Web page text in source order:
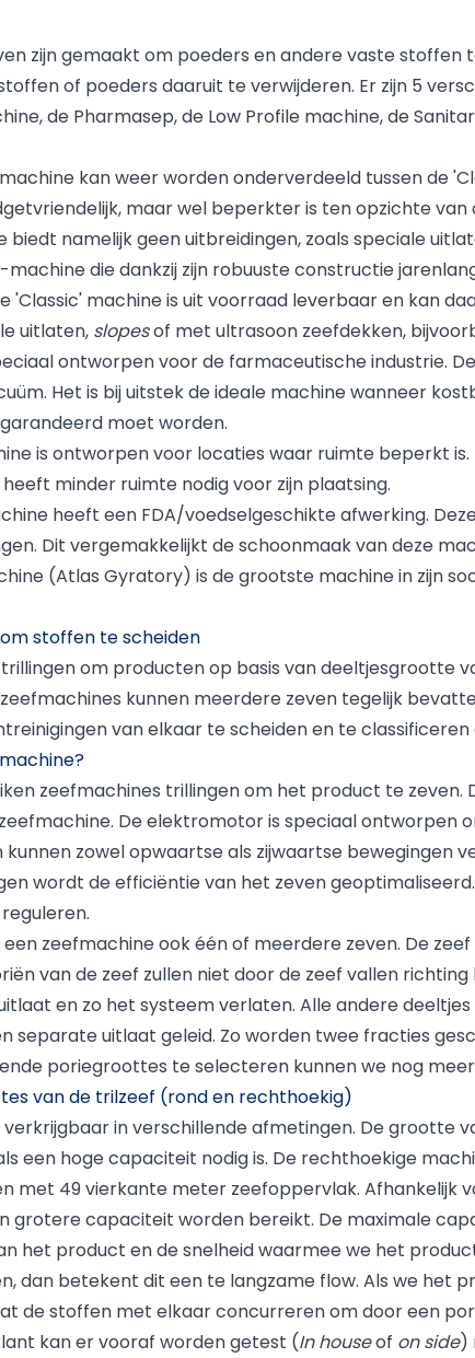
zijn gemaakt om poeders en andere vaste
of poeders daaruit te verwijderen. Er zijn 5
de Pharmasep, de Low Profile machine, de
kan weer worden onderverdeeld tussen de
maar wel beperkter is ten opzichte
biedt namelijk geen uitbreidingen, zoals speciale
die dankzij zijn robuuste constructie
'Classic' machine is uit voorraad leverbaar en kan
uitlaten, slopesof met ultrasoon zeefdekken,
ontworpen voor de farmaceutische industrie.
Het is bij uitstek de ideale machine wanneer
moet worden.
is ontworpen voor locaties waar ruimte beperkt
minder ruimte nodig voor zijn plaatsing.
heeft een FDA/voedselgeschikte afwerking.
Dit vergemakkelijkt de schoonmaak van deze
(Atlas Gyratory) is de grootste machine in zijn
stoffen te scheiden
om producten op basis van deeltjesgrootte
kunnen meerdere zeven tegelijk
van elkaar te scheiden en te
zeefmachines trillingen om het product te
De elektromotor is speciaal ontworpen
zowel opwaartse als zijwaartse bewegingen
wordt de efficiëntie van het zeven
zeefmachine ook één of meerdere zeven. De
van de zeef zullen niet door de zeef vallen
en zo het systeem verlaten. Alle andere
separate uitlaat geleid. Zo worden twee fracties
poriegroottes te selecteren kunnen we nog
van de trilzeef (rond en rechthoekig)
verkrijgbaar in verschillende afmetingen. De grootte
een hoge capaciteit nodig is. De rechthoekige
met 49 vierkante meter zeefoppervlak. Afhankelijk
grotere capaciteit worden bereikt. De maximale
het product en de snelheid waarmee we het
dan betekent dit een te langzame flow. Als we het
de stoffen met elkaar concurreren om door een
kan er vooraf worden getest (In houseof on side)